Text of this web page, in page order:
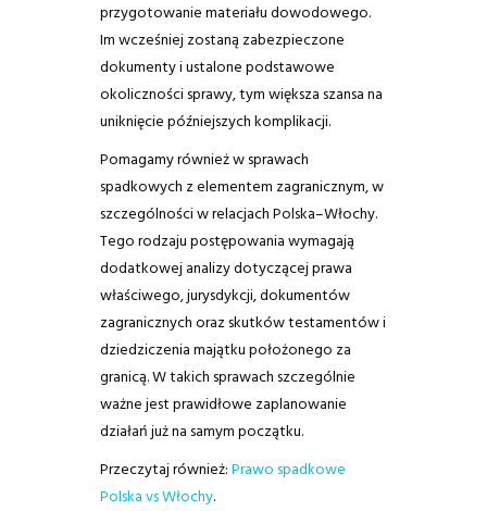
przygotowanie materiału dowodowego.
Im wcześniej zostaną zabezpieczone
dokumenty i ustalone podstawowe
okoliczności sprawy, tym większa szansa na
uniknięcie późniejszych komplikacji.
Pomagamy również w sprawach
spadkowych z elementem zagranicznym, w
szczególności w relacjach Polska–Włochy.
Tego rodzaju postępowania wymagają
dodatkowej analizy dotyczącej prawa
właściwego, jurysdykcji, dokumentów
zagranicznych oraz skutków testamentów i
dziedziczenia majątku położonego za
granicą. W takich sprawach szczególnie
ważne jest prawidłowe zaplanowanie
działań już na samym początku.
Przeczytaj również:Prawo spadkowe
Polska vs Włochy.